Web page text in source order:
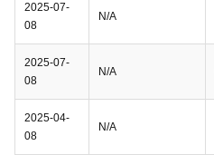
2025-07-
08
N/A
2025-07-
08
N/A
2025-04-
08
N/A